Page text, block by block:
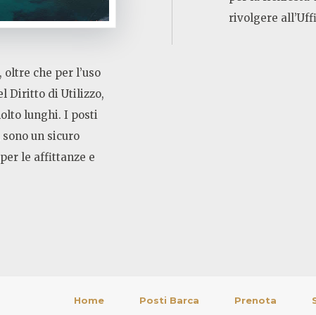
che per l’uso
Diritto di Utilizzo,
lunghi. I posti
un sicuro
le affittanze e
rivolgere
Home Posti Barca Prenota